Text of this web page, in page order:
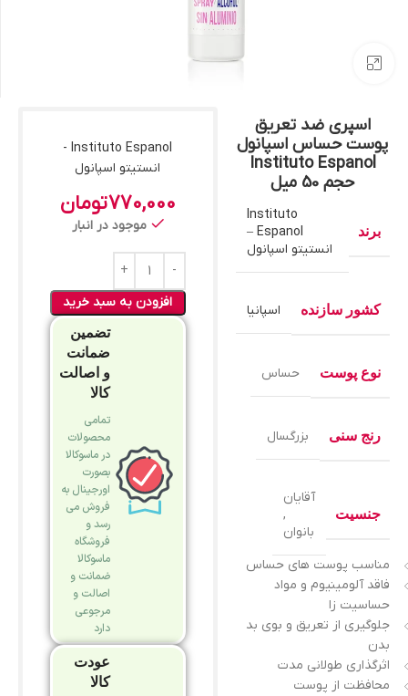
اسپری ضد تعریق
پوست حساس اسپانول
Instituto Espanol
حجم 50 میل
برند
Instituto
Espanol –
انستیتو اسپانول
کشور سازنده اسپانیا
نوع پوست حساس
رنج سنی بزرگسال
جنسیت
آقایان
,
بانوان
مناسب پوست های حساس
فاقد آلومینیوم و مواد
حساسیت زا
جلوگیری از تعریق و بوی بد
بدن
اثرگذاری طولانی مدت
محافظت از پوست
Instituto Espanol -
انستیتو اسپانول
770,000تومان
موجود در انبار
افزودن به سبد خرید
تضمین
ضمانت
و اصالت
کالا
تمامی
محصولات
در ماسوکالا
بصورت
اورجینال به
فروش می
رسد و
فروشگاه
ماسوکالا
ضمانت و
اصالت و
مرجوعی
دارد
عودت
کالا